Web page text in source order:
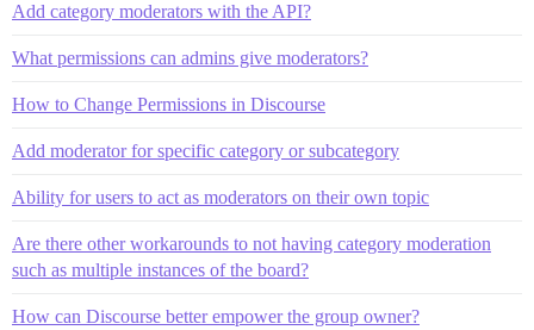
Add category moderators with the API?
What permissions can admins give moderators?
How to Change Permissions in Discourse
Add moderator for specific category or subcategory
Ability for users to act as moderators on their own topic
Are there other workarounds to not having category moderation
such as multiple instances of the board?
How can Discourse better empower the group owner?